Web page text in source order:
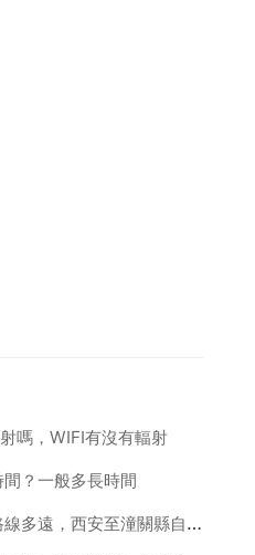
嗎，WIFI有沒有輻射
？一般多長時間
白水縣到潼關縣路線多遠，西安至潼關縣自駕車路線怎麼走